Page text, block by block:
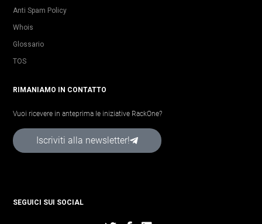
Anti Spam Policy
Whois
Glossario
TOS
RIMANIAMO IN CONTATTO
Vuoi ricevere in anteprima le iniziative RackOne?
Iscriviti alla newsletter!
SEGUICI SUI SOCIAL